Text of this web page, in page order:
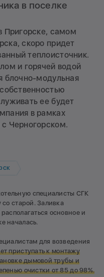
в поселке
Пригорске, самом
скоро придет
теплоисточник.
и горячей водой
блочно-модульная
ее будет
в рамках
Черногорском.
специалисты СГК
со старой. Заливка
основное и
началась.
для возведения
приступать к монтажу
дымовой трубы и
очистки от 85 до 98%.